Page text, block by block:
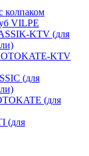
колпаком
VILPE
KTV (для
KTV
(для
(для
(для